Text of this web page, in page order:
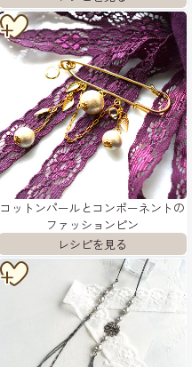
コットンパールとコンポーネントの
ファッションピン